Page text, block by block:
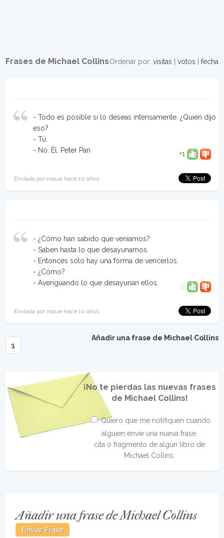
Ordenar por: visitas votos fecha
Frases de Michael Collins
- Todo es posible si lo deseas intensamente. ¿Quién dijo
eso?
- Tú.
- No. Él. Peter Pan
+1
Enviada por roque hace 10 años
- ¿Cómo han sabido que veníamos?
- Saben hasta lo que desayunamos.
- Entonces sólo hay una forma de vencerlos.
- ¿Cómo?
- Averiguando lo que desayunan ellos.
0
Enviada por roque hace 10 años
Añadir una frase de Michael Collins
1
¡No te pierdas las nuevas frases
de Michael Collins!
Quiero que me notifiquen cuando
alguien envíe una nueva frase,
cita o fragmento de algún libro de
Michael Collins.
Añadir una frase de Michael Collins